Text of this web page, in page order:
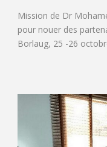
Mission de Dr
pour nouer des
Borlaug, 25 -26